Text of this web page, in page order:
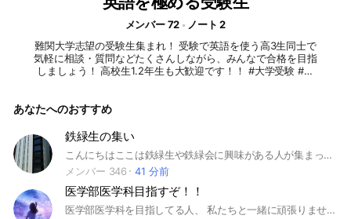
メンバー 72
ノート 2
難関大学志望の受験生集まれ！ 受験で英語を使う高3生同士で
気軽に相談・質問などたくさんしながら、みんなで合格を目指
しましょう！ 高校生1.2年生も大歓迎です！！ #大学受験 #受
勉強 #高3 #早稲田大学 #早大 #早稲田 #慶應義塾大学 #慶應大
部 #薬学部 #工学部 #農学部 #水産学部 #私立大 #明治大学 #
明大 #明治 #青山学院大学 #青学 #立教 #立教大学 #立大 #中
央大学 #中央 #中大 #法政大学 #法政 #法大 #同志社大学 #同
志社 #関西大学 #関大 #関西学院大学 #関学 #立命館大学 #立
あなたへのおすすめ
鉄緑生の集い
こんにちはここは鉄緑生や鉄緑会に興味がある人が集まって勉強したり雑談したりする場所です。(このオプチャは、鉄緑会2023の集いが何度も荒らされ、未だに新しいグルラが出来ないので、「どうせなら荒らされないものをつくろう」という思いから作られたものです)
メンバー 346
41 分前
医学部医学科目指すぞ！！
医学部医学科を目指してる人、 私たちと一緒に頑張りませんか？ 勉強についての質問をしたり、勉強方法の共有をしたり、 その日にやった勉強時間や内容を報告したり、 まあ何でもOKです！ とにかく医学科に合格するために、 互いに切磋琢磨していこう！ 良かったら来てください~ ＼(_ _) あと、現役医学科生の方や卒業生の方もぜひ 来てくれると嬉しいです！_(._.)_ #医学科#医学部#高校#受験#大学受験#勉強#英語#数学#国語#現代文#古文#漢文#理科#物理#化学#生物#共通テスト#共テ#日本史#世界史